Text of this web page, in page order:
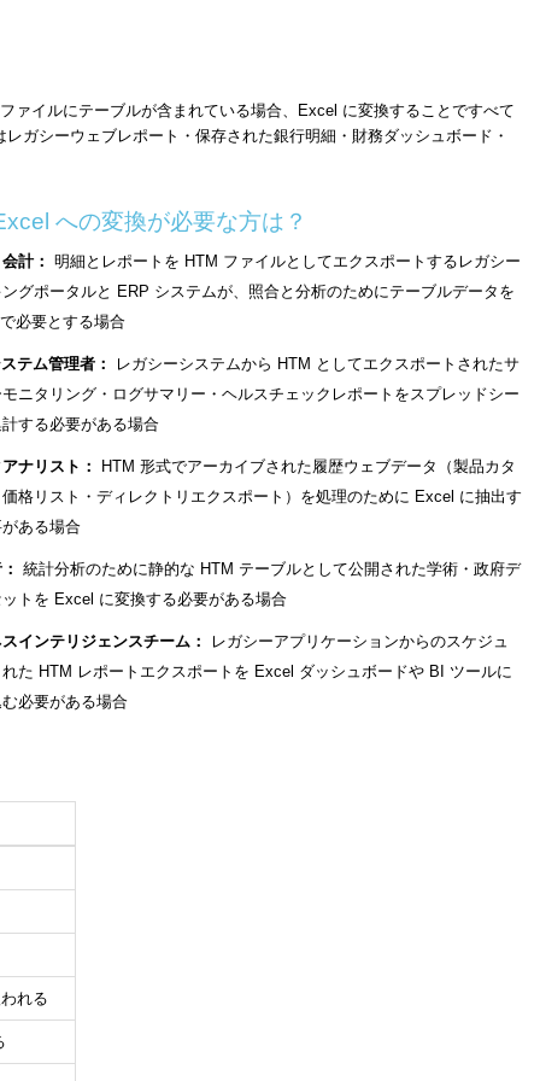
イルにテーブルが含まれている場合、Excel に変換することですべて
ガシーウェブレポート・保存された銀行明細・財務ダッシュボード・
への変換が必要な方は？
計：
明細とレポートを HTM ファイルとしてエクスポートするレガシー
グポータルと ERP システムが、照合と分析のためにテーブルデータを
必要とする場合
テム管理者：
レガシーシステムから HTM としてエクスポートされたサ
ニタリング・ログサマリー・ヘルスチェックレポートをスプレッドシー
する必要がある場合
ナリスト：
HTM 形式でアーカイブされた履歴ウェブデータ（製品カタ
格リスト・ディレクトリエクスポート）を処理のために Excel に抽出す
ある場合
統計分析のために静的な HTM テーブルとして公開された学術・政府デ
トを Excel に変換する必要がある場合
インテリジェンスチーム：
レガシーアプリケーションからのスケジュ
た HTM レポートエクスポートを Excel ダッシュボードや BI ツールに
必要がある場合
れる